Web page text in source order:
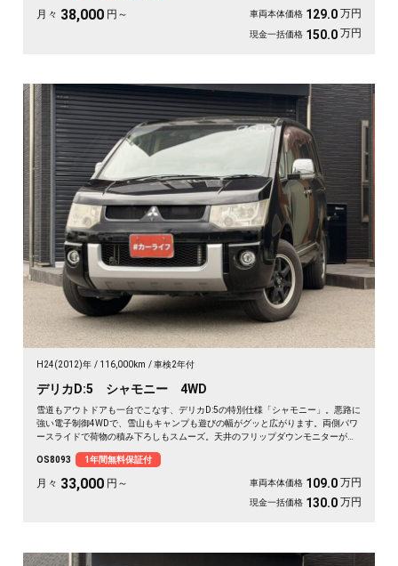
年保証付》💺✨🚗🎵💎
月々 38,000 円～ 車両本体価格 129.0 万円
現金一括価格 150.0 万円
H24(2012)年 116,000km 車検2年付
デリカD:5 シャモニー 4WD
雪道もアウトドアも一台でこなす、デリカD:5の特別仕様「シャモニー」。悪路に
強い電子制御4WDで、雪山もキャンプも遊びの幅がグッと広がります。両側パワ
ースライドで荷物の積み下ろしもスムーズ。天井のフリップダウンモニターがあ
いた一台で、週末の遠出が待ち遠しくなりますよ。乗り込むほどに頼れる相棒に
💫🏔️🚗✌️《1年保証付》
OS8093 1年間無料保証付
月々 33,000 円～ 車両本体価格 109.0 万円
現金一括価格 130.0 万円